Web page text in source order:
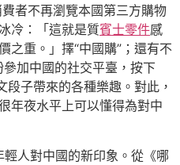
者不再瀏覽本國第三方購物
冷：「這就是質賓士零件感
之重。」擇“中國購”；還有不
參加中國的社交平臺，按下
段子帶來的各種樂趣。對此，
年夜水平上可以懂得為對中
輕人對中國的新印象。從《哪